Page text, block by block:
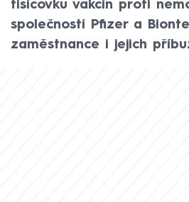
tisícovku vakcín proti
společností Pfizer a
zaměstnance i jejich